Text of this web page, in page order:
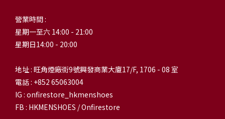
營業時間 :
星期一至六 14:00 - 21:00
星期日14:00 - 20:00
地址 : 旺角煙廠街9號興發商業大廈17/F, 1706 - 08 室
電話 : +852 65063004
IG : onfirestore_hkmenshoes
FB : HKMENSHOES / Onfirestore